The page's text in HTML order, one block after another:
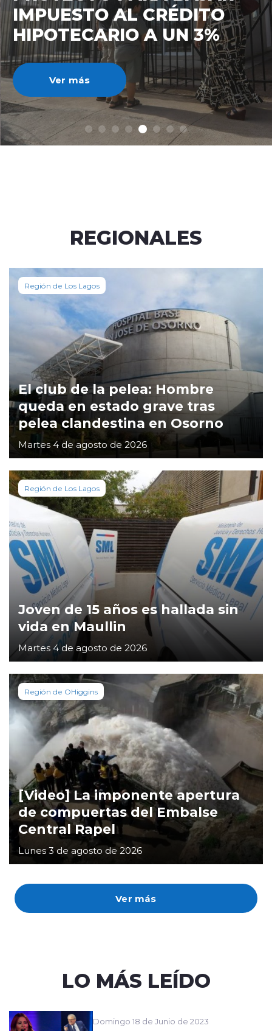
IMPUESTO AL CRÉDITO
HIPOTECARIO A UN 3%
Ver más
REGIONALES
Ver más
Región de Los Lagos
El club de la pelea: Hombre
queda en estado grave tras
pelea clandestina en Osorno
Martes 4 de agosto de 2026
Región de Los Lagos
Joven de 15 años es hallada sin
vida en Maullin
Martes 4 de agosto de 2026
Región de OHiggins
[Video] La imponente apertura
de compuertas del Embalse
Central Rapel
Lunes 3 de agosto de 2026
LO MÁS LEÍDO
Domingo 18 de Junio de 2023